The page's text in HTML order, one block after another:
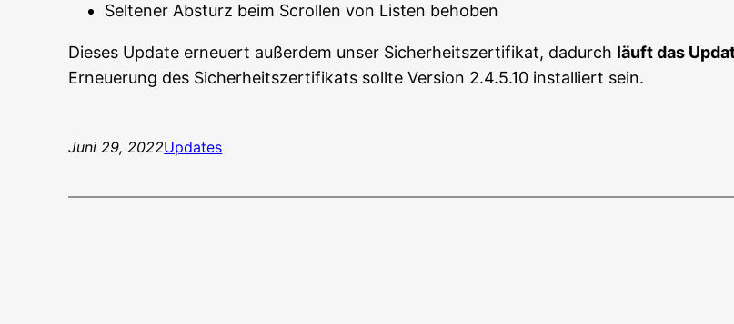
Seltener Absturz beim Scrollen von Listen behoben
Dieses Update erneuert außerdem unser Sicherheitszertifikat, dadurch läuft das
Erneuerung des Sicherheitszertifikats sollte Version 2.4.5.10 installiert sein.
Juni 29, 2022Updates